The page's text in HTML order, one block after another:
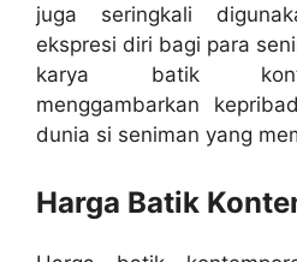
juga seringkali
ekspresi diri bagi para
karya batik
menggambarkan
dunia si seniman yang
Harga Batik